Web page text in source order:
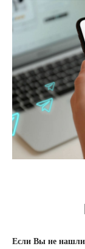
Если Вы не нашли